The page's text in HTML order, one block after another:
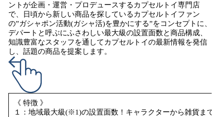
ントが企画・運営・プロデュースするカプセルトイ専門店
で、日頃から新しい商品を探しているカプセルトイファン
の”ガシャポン活動(ガシャ活)を豊かにする”をコンセプトに、
デパートと呼ぶにふさわしい最大級の設置面数と商品構成、
知識豊富なスタッフを通してカプセルトイの最新情報を発信
し、話題の商品を提案します。
《 特徴 》
１：地域最大級(※1)の設置面数！キャラクターから雑貨まで